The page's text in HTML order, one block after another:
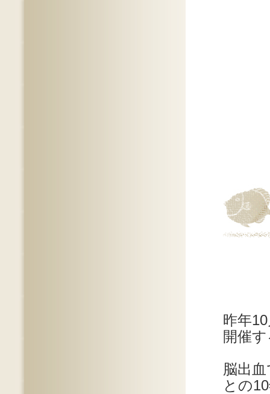
昨年
開催
脳出
との